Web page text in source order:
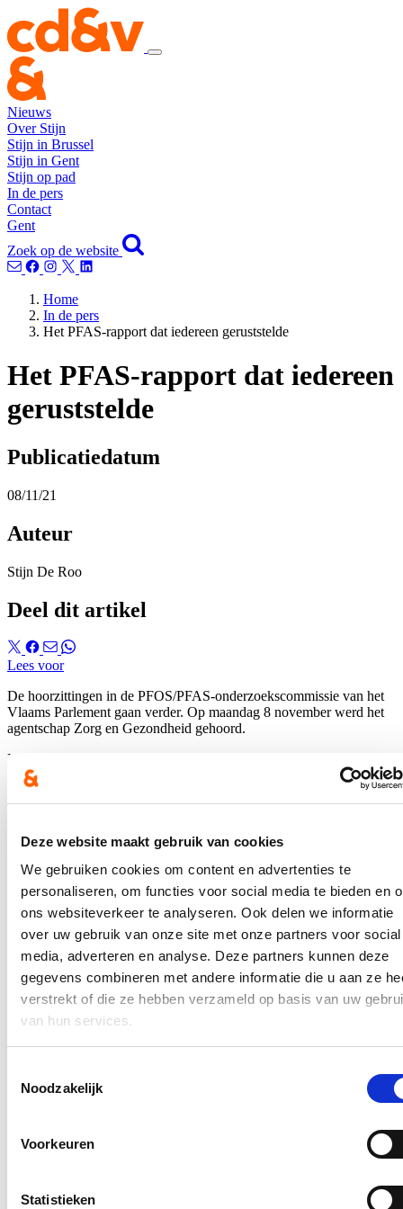
Deze website maakt gebruik van cookies
We gebruiken cookies om content en advertenties te
personaliseren, om functies voor social media te bieden en
ons websiteverkeer te analyseren. Ook delen we informatie
over uw gebruik van onze site met onze partners voor social
media, adverteren en analyse. Deze partners kunnen deze
gegevens combineren met andere informatie die u aan ze
verstrekt of die ze hebben verzameld op basis van uw
van hun services.
Noodzakelijk
Voorkeuren
Statistieken
Nieuws
Over Stijn
Stijn in Brussel
Stijn in Gent
Stijn op pad
In de pers
Contact
Gent
Zoek op de website
Home
In de pers
Het PFAS-rapport dat iedereen geruststelde
Het PFAS-rapport dat iedereen
geruststelde
Publicatiedatum
08/11/21
Auteur
Stijn De Roo
Deel dit artikel
Lees voor
De hoorzittingen in de PFOS/PFAS-onderzoekscommissie van het
Vlaams Parlement gaan verder. Op maandag 8 november werd het
agentschap Zorg en Gezondheid gehoord.
Het artikel uit De Standaard van 8 november, vind je via
De volledige zitting met tussenkomsten van Stijn De Roo kan jehier
herbekijken.
In de pers
Nieuwe speeltuin in Ter Durmenpark komt er nog
dit jaar
05/08/26
Speelzones in de buurt zijn belangrijke ontmoetingsplaatsen voor
kinderen, ouders en buurtbewoners. Ze dragen bij aan de
leefbaarheid van de wijk en bieden kinderen de mogelijkheid om
dicht bij huis veilig te spelen.
Lees meer
Berucht brugje waar bestuurders zich om de
12/07/26
onder de lage spoorwegbrug in de Spesbroekstraat in Wondelgem
kunnen rijden.